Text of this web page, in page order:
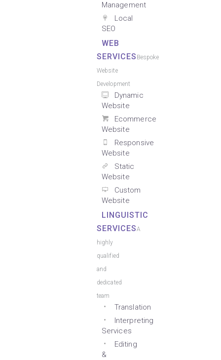
Management
Local
SEO
WEB
SERVICES Bespoke
Website
Development
Dynamic
Website
Ecommerce
Website
Responsive
Website
Static
Website
Custom
Website
LINGUISTIC
SERVICESA
highly
qualified
and
dedicated
team
Translation
Interpreting
Services
Editing
&